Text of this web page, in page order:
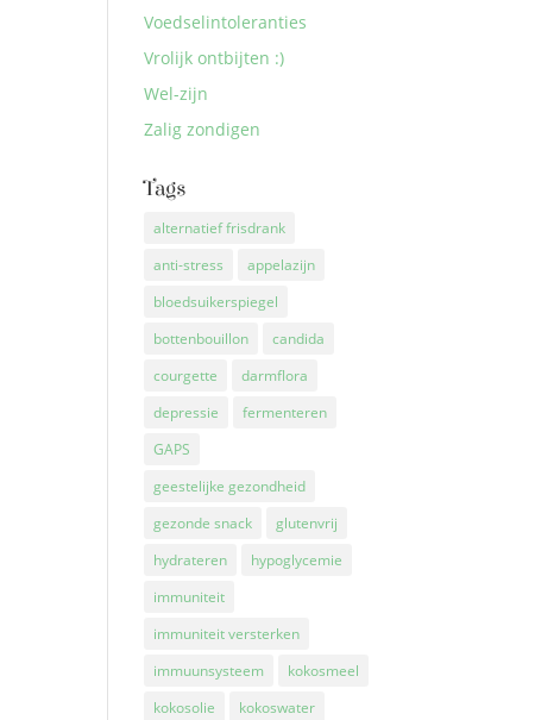
Voedselintoleranties
Vrolijk ontbijten :)
Wel-zijn
Zalig zondigen
Tags
alternatief frisdrank
anti-stress
appelazijn
bloedsuikerspiegel
bottenbouillon
candida
courgette
darmflora
depressie
fermenteren
GAPS
geestelijke gezondheid
gezonde snack
glutenvrij
hydrateren
hypoglycemie
immuniteit
immuniteit versterken
immuunsysteem
kokosmeel
kokosolie
kokoswater